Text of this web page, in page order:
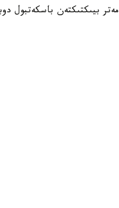
سپورتشىلار قۇرىلىستىڭ جوعارى يارۋسىنا كوتەرىلىپ، 80 مەتر